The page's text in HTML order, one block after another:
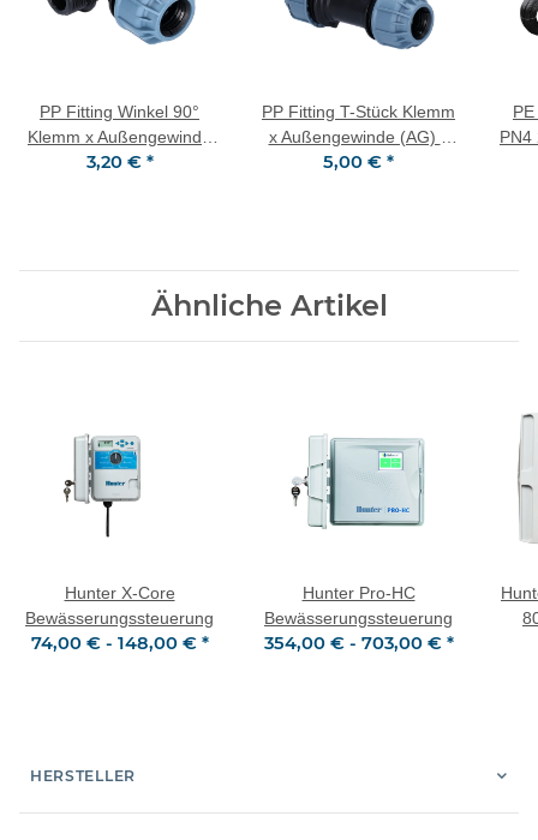
PP Fitting Winkel 90°
Klemm x Außengewinde
(AG) 25 mm x 1/2" PN10
3,20 € *
PP Fitting T-Stück Klemm
x Außengewinde (AG) x
Klemm 25 mm x 1/2" x 25
5,00 € *
PN4
Ähnliche Artikel
Hunter X-Core
Bewässerungssteuerung
74,00 € - 148,00 € *
Hunter Pro-HC
Bewässerungssteuerung
354,00 € - 703,00 € *
HERSTELLER